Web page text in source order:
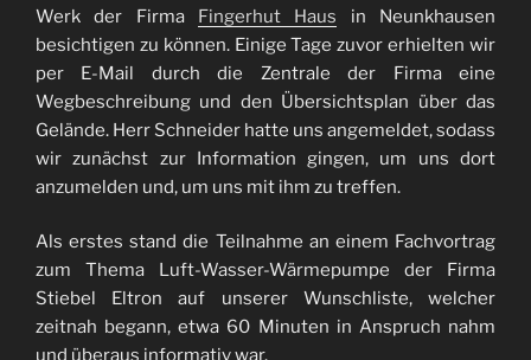
Werk der Firma Fingerhut Haus in Neunkhausen
besichtigen zu können. Einige Tage zuvor erhielten wir
per E-Mail durch die Zentrale der Firma eine
Wegbeschreibung und den Übersichtsplan über das
Gelände. Herr Schneider hatte uns angemeldet, sodass
wir zunächst zur Information gingen, um uns dort
anzumelden und, um uns mit ihm zu treffen.
Als erstes stand die Teilnahme an einem Fachvortrag
zum Thema Luft-Wasser-Wärmepumpe der Firma
Stiebel Eltron auf unserer Wunschliste, welcher
zeitnah begann, etwa 60 Minuten in Anspruch nahm